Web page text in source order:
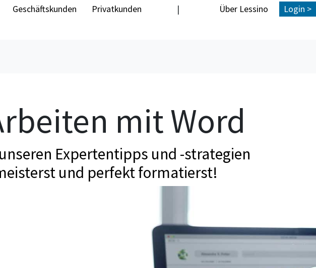
Geschäftskunden Privatkunden | Über Lessino Login >
mit Word
Expertentipps und -strategien
und perfekt formatierst!